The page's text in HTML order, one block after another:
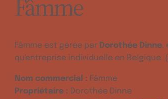
Fâmme
Fâmme est gérée par Dorothée Dinne,
qu'entreprise individuelle en Belgique.
Nom commercial : Fâmme
Propriétaire : Dorothée Dinne